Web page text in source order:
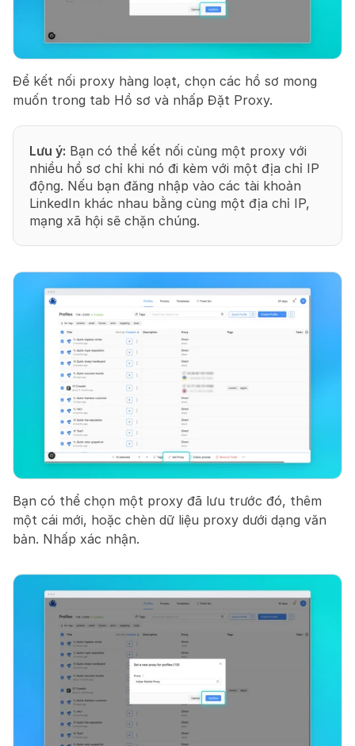
Để kết nối proxy hàng loạt, chọn các hồ sơ mong
muốn trong tab Hồ sơ và nhấp Đặt Proxy.
Lưu ý: Bạn có thể kết nối cùng một proxy với
nhiều hồ sơ chỉ khi nó đi kèm với một địa chỉ IP
động. Nếu bạn đăng nhập vào các tài khoản
LinkedIn khác nhau bằng cùng một địa chỉ IP,
mạng xã hội sẽ chặn chúng.
Bạn có thể chọn một proxy đã lưu trước đó, thêm
một cái mới, hoặc chèn dữ liệu proxy dưới dạng văn
bản. Nhấp xác nhận.